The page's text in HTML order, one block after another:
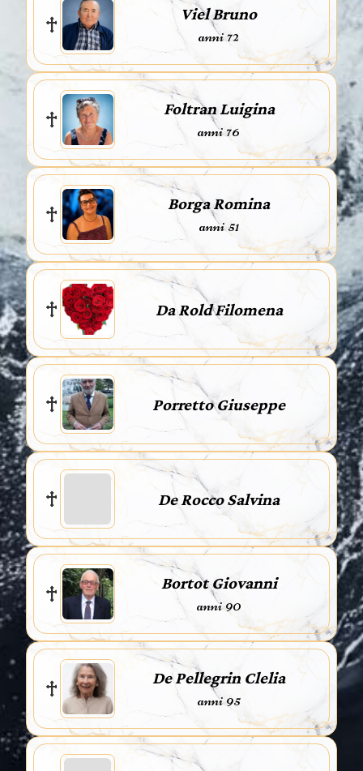
Viel Bruno
anni 72
Foltran Luigina
anni 76
Borga Romina
anni 51
Da Rold Filomena
Porretto Giuseppe
De Rocco Salvina
Bortot Giovanni
anni 90
De Pellegrin Clelia
anni 95